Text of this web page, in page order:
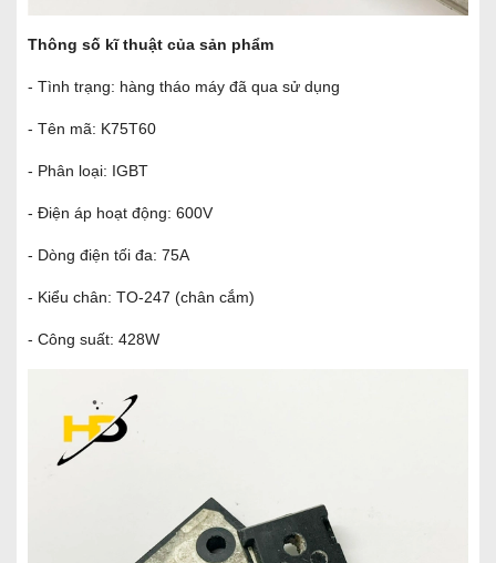
Thông số kĩ thuật của sản phẩm
- Tình trạng: hàng tháo máy đã qua sử dụng
- Tên mã: K75T60
- Phân loại: IGBT
- Điện áp hoạt động: 600V
- Dòng điện tối đa: 75A
- Kiểu chân: TO-247 (chân cắm)
- Công suất: 428W